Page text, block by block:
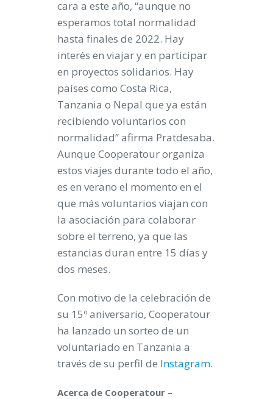
cara a este año, “aunque no
esperamos total normalidad
hasta finales de 2022. Hay
interés en viajar y en participar
en proyectos solidarios. Hay
países como Costa Rica,
Tanzania o Nepal que ya están
recibiendo voluntarios con
normalidad” afirma Pratdesaba.
Aunque Cooperatour organiza
estos viajes durante todo el año,
es en verano el momento en el
que más voluntarios viajan con
la asociación para colaborar
sobre el terreno, ya que las
estancias duran entre 15 días y
dos meses.
Con motivo de la celebración de
su 15º aniversario, Cooperatour
ha lanzado un sorteo de un
voluntariado en Tanzania a
través de su perfil de Instagram.
Acerca de Cooperatour –